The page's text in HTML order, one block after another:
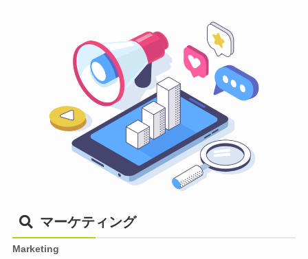
マーケティング
Marketing